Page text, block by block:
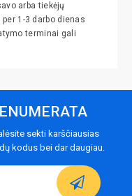
arba tiekėjų
1-3 darbo dienas
terminai gali
sekti karščiausias
kodus bei dar daugiau.